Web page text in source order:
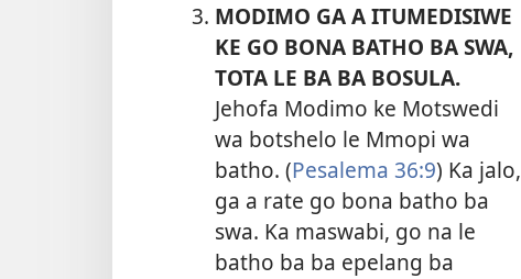
MODIMO GA A ITUMEDISIWE
KE GO BONA BATHO BA SWA,
TOTA LE BA BA BOSULA.
Jehofa Modimo ke Motswedi
wa botshelo le Mmopi wa
batho. (Pesalema 36:9) Ka jalo,
ga a rate go bona batho ba
swa. Ka maswabi, go na le
batho ba ba epelang ba